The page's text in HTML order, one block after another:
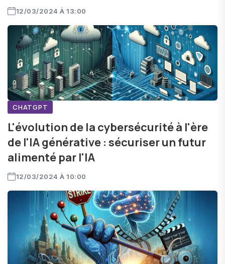
12/03/2024 À 13:00
CHATGPT
L'évolution de la cybersécurité à l'ère
de l'IA générative : sécuriser un futur
alimenté par l'IA
12/03/2024 À 10:00